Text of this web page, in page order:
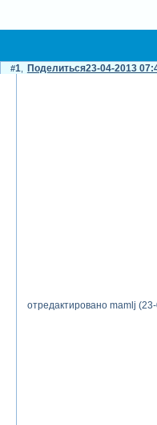
Поделиться
1 23-04-2013
отредактировано mamlj